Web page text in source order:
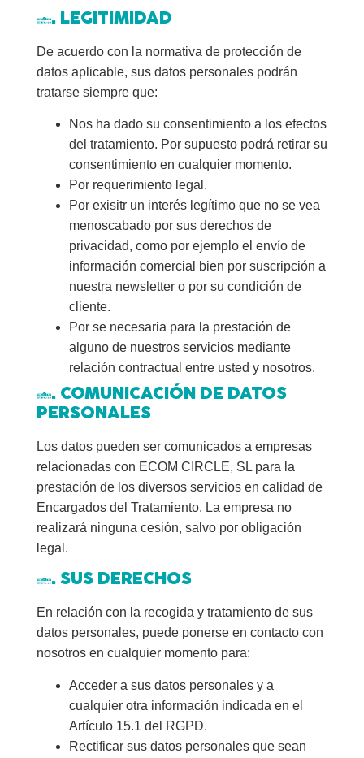
5. LEGITIMIDAD
De acuerdo con la normativa de protección de
datos aplicable, sus datos personales podrán
tratarse siempre que:
Nos ha dado su consentimiento a los efectos
del tratamiento. Por supuesto podrá retirar su
consentimiento en cualquier momento.
Por requerimiento legal.
Por exisitr un interés legítimo que no se vea
menoscabado por sus derechos de
privacidad, como por ejemplo el envío de
información comercial bien por suscripción a
nuestra newsletter o por su condición de
cliente.
Por se necesaria para la prestación de
alguno de nuestros servicios mediante
relación contractual entre usted y nosotros.
6. COMUNICACIÓN DE DATOS
PERSONALES
Los datos pueden ser comunicados a empresas
relacionadas con ECOM CIRCLE, SL para la
prestación de los diversos servicios en calidad de
Encargados del Tratamiento. La empresa no
realizará ninguna cesión, salvo por obligación
legal.
7. SUS DERECHOS
En relación con la recogida y tratamiento de sus
datos personales, puede ponerse en contacto con
nosotros en cualquier momento para:
Acceder a sus datos personales y a
cualquier otra información indicada en el
Artículo 15.1 del RGPD.
Rectificar sus datos personales que sean